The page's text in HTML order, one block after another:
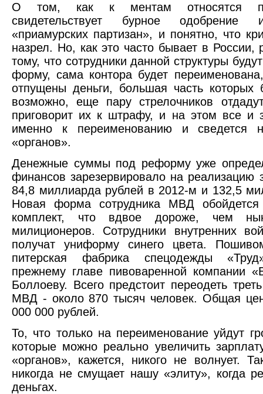
О том, как к ментам относятся
свидетельствует бурное одобрение
«приамурских партизан», и понятно, что
назрел. Но, как это часто бывает в России,
тому, что сотрудники данной структуры
форму, сама контора будет
отпущены деньги, большая часть которых
возможно, еще пару стрелочников
приговорит их к штрафу, и на этом все и
именно к переименованию и сведется
«органов».
Денежные суммы под реформу уже
финансов зарезервировало на реализацию
84,8 миллиарда рублей в 2012-м и 132,5
Новая форма сотрудника МВД
комплект, что вдвое дороже, чем
милиционеров. Сотрудники внутренних
получат униформу синего цвета.
питерская фабрика спецодежды
прежнему главе пивоваренной компании
Боллоеву. Всего предстоит переодеть
МВД - около 870 тысяч человек. Общая
000 000 рублей.
То, что только на переименование уйдут
которые можно реально увеличить
«органов», кажется, никого не волнует.
никогда не смущает нашу «элиту», когда
деньгах.